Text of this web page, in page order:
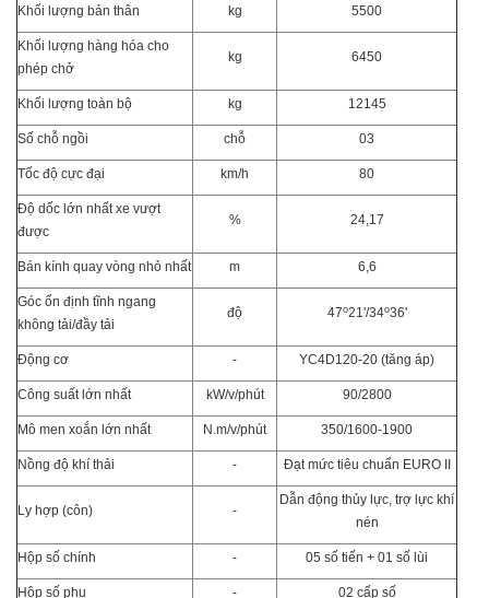
Khối lượng bản thân kg 5500
Khối lượng hàng hóa cho
phép chở
kg 6450
Khối lượng toàn bộ kg 12145
Số chỗ ngồi chỗ 03
Tốc độ cực đại km/h 80
Độ dốc lớn nhất xe vượt
được
% 24,17
Bán kính quay vòng nhỏ nhất m 6,6
Góc ổn định tĩnh ngang
không tải/đầy tải
độ 47o21'/34o36'
Động cơ - YC4D120-20 (tăng áp)
Công suất lớn nhất kW/v/phút 90/2800
Mô men xoắn lớn nhất N.m/v/phút 350/1600-1900
Nồng độ khí thải - Đạt mức tiêu chuẩn EURO II
Ly hợp (côn) -
Dẫn động thủy lực, trợ lực khí
nén
Hộp số chính - 05 số tiến + 01 số lùi
Hộp số phụ - 02 cấp số